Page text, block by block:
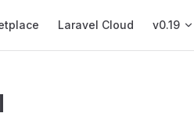
Laravel Cloud v0.19